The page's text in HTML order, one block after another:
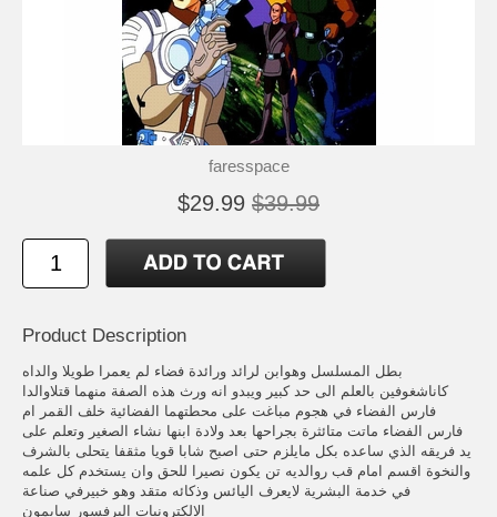
faresspace
$29.99 $39.99
Product Description
بطل المسلسل وهوابن لرائد ورائدة فضاء لم يعمرا طويلا والداه
كاناشغوفين بالعلم الى حد كبير ويبدو انه ورث هذه الصفة منهما قتلاوالدا
فارس الفضاء في هجوم مباغت على محطتهما الفضائية خلف القمر ام
فارس الفضاء ماتت متائثرة بجراحها بعد ولادة ابنها نشاء الصغير وتعلم على
يد فريقه الذي ساعده بكل مايلزم حتى اصبح شابا قويا مثقفا يتحلى بالشرف
والنخوة اقسم امام قب روالديه تن يكون نصيرا للحق وان يستخدم كل علمه
في خدمة البشرية لايعرف اليائس وذكائه متقد وهو خبيرفي صناعة
الالكترونيات البرفسور سايمون